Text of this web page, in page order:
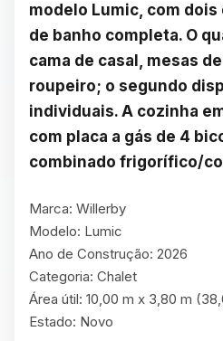
modelo Lumic, com dois
de banho completa. O
cama de casal, mesas
roupeiro; o segundo
individuais. A cozinha
com placa a gás de 4
combinado frigorífico/
Marca: Willerby
Modelo: Lumic
Ano de Construção: 2026
Categoria: Chalet
Área útil: 10,00 m x 3,80 m
Estado: Novo